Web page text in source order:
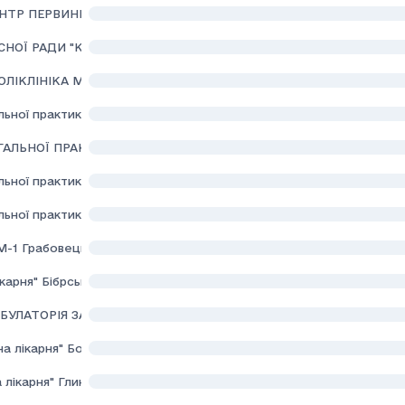
ПЕРВИННОЇ МЕДИКО-САНІТАРНОЇ ДОПОМОГИ"
РАДИ "КЛІНІЧНИЙ ЦЕНТР ДИТЯЧОЇ МЕДИЦИНИ"
М. ЛЬВОВА"
практики - сімейної медицини" Щирецької селищної ради
ПРАКТИКИ СІМЕЙНОЇ МЕДИЦИНИ - 1" ГРАБОВЕЦЬКО-
практики сімейної медицини Підберізцівської сільської
практики сімейної медицини" Сокільницької сільської ради
Грабовецько-Дулібівської СР Стрийського району Львівської
Бібрської міської ради Львівського району Львівської
ЗАГАЛЬНОЇ ПРАКТИКИ СІМЕЙНОЇ МЕДИЦИНИ"
лiкарня" Боринської селищної ради
Глинянської міської ради Львівського району Львівської